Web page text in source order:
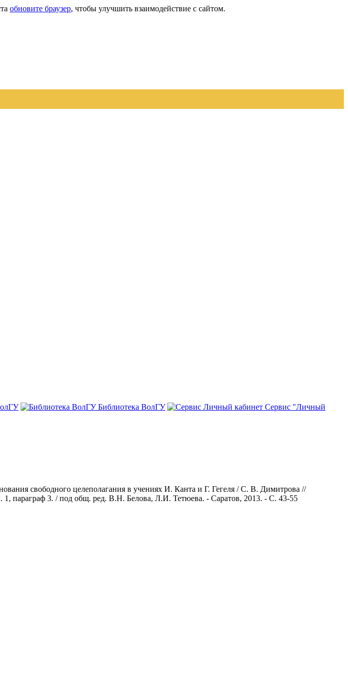
обновите браузер, чтобы улучшить взаимодействие с сайтом.
Библиотека ВолГУ
Сервис "Личный
свободного целеполагания в учениях И. Канта и Г. Гегеля / С. В. Димитрова //
параграф 3. / под общ. ред. В.Н. Белова, Л.И. Тетюева. - Саратов, 2013. - С. 43-55